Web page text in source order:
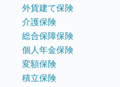
外貨建て保険
介護保険
総合保障保険
個人年金保険
変額保険
積立保険